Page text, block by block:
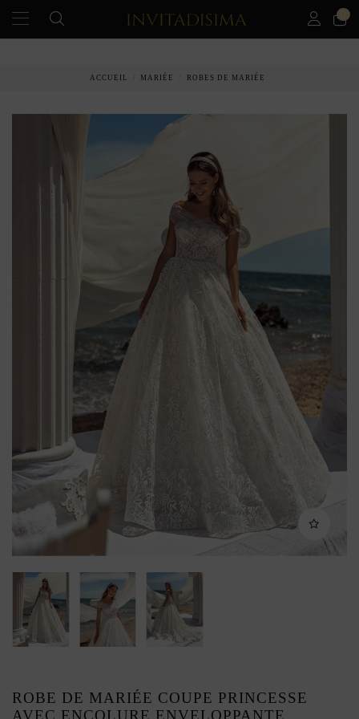
ACCUEIL MARIÉE ROBES DE MARIÉE
ROBE DE MARIÉE COUPE PRINCESSE
AVEC ENCOLURE ENVELOPPANTE